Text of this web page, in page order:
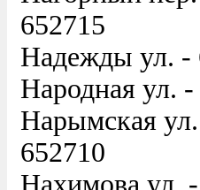
652715
Надежды ул. -
Народная ул.
Нарымская
652710